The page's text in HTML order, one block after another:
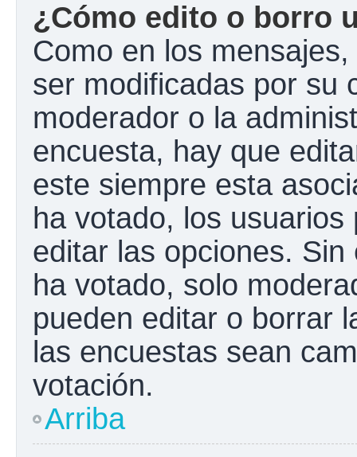
¿Cómo edito o borro
Como en los
ser modificadas por su
moderador o la
encuesta, hay que
este siempre esta
ha votado, los
editar las opciones.
ha votado, solo
pueden editar o borrar
las encuestas sean
votación.
Arriba